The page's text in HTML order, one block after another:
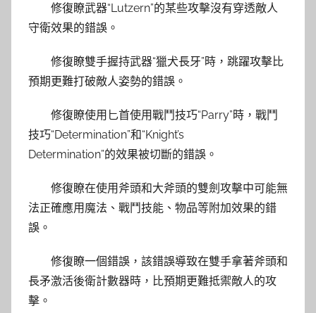
修復瞭武器“Lutzern”的某些攻擊沒有穿透敵人
守衛效果的錯誤。
修復瞭雙手握持武器“獵犬長牙”時，跳躍攻擊比
預期更難打破敵人姿勢的錯誤。
修復瞭使用匕首使用戰鬥技巧“Parry”時，戰鬥
技巧“Determination”和“Knight’s
Determination”的效果被切斷的錯誤。
修復瞭在使用斧頭和大斧頭的雙劍攻擊中可能無
法正確應用魔法、戰鬥技能、物品等附加效果的錯
誤。
修復瞭一個錯誤，該錯誤導致在雙手拿著斧頭和
長矛激活後衛計數器時，比預期更難抵禦敵人的攻
擊。